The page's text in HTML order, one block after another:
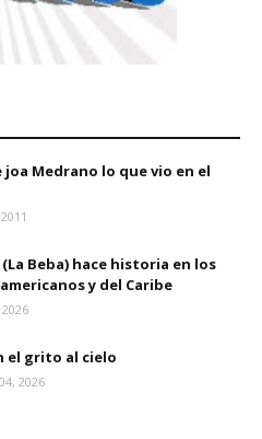
Medrano lo que vio en el
Beba) hace historia en los
y del Caribe
el grito al cielo
2026